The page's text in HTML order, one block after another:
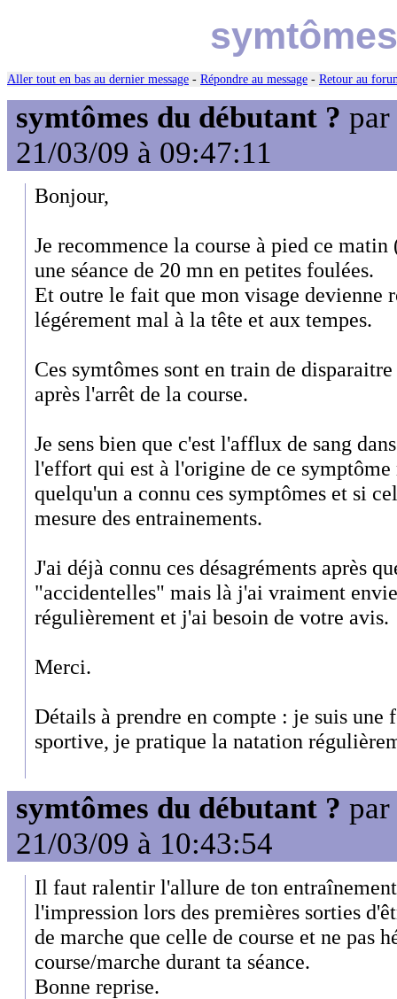
Aller tout en bas au dernier message - Répondre au message - Retour au
symtômes du débutant ? par
21/03/09 à 09:47:11
Bonjour,
Je recommence la course à pied ce
une séance de 20 mn en petites foulées.
Et outre le fait que mon visage devienne
légérement mal à la tête et aux tempes.
Ces symtômes sont en train de
après l'arrêt de la course.
Je sens bien que c'est l'afflux de sang
l'effort qui est à l'origine de ce
quelqu'un a connu ces symptômes et si
mesure des entrainements.
J'ai déjà connu ces désagréments après
"accidentelles" mais là j'ai vraiment
régulièrement et j'ai besoin de votre avis.
Merci.
Détails à prendre en compte : je suis une
sportive, je pratique la natation
symtômes du débutant ? par
21/03/09 à 10:43:54
Il faut ralentir l'allure de ton
l'impression lors des premières sorties
de marche que celle de course et ne pas
course/marche durant ta séance.
Bonne reprise.